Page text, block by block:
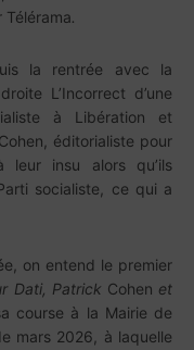
.
la rentrée avec la
L’Incorrect d’une
à Libération et
éditorialiste pour
insu alors qu’ils
socialiste, ce qui a
on entend le premier
Dati, Patrick Cohen et
course à la Mairie de
mars 2026, à laquelle